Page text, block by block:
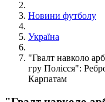
Новини футболу
Україна
"Гвалт навколо
гру Полісся":
Карпатам